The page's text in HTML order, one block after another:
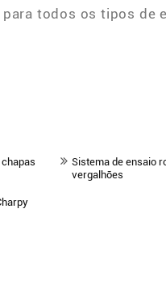
para todos os tipos de
Sistema de ensaio
vergalhões